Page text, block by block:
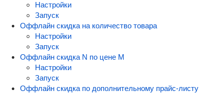
Настройки
Запуск
Оффлайн скидка на количество товара
Настройки
Запуск
Оффлайн скидка N по цене М
Настройки
Запуск
Оффлайн скидка по дополнительному прайс-листу